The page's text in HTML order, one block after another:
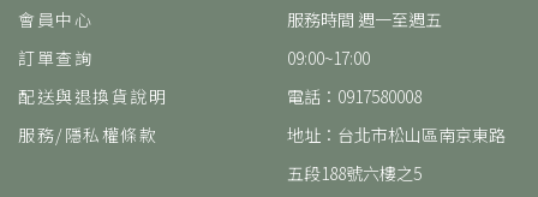
會員中心
訂單查詢
配送與退換貨說明
服務/隱私權條款
服務時間 週一至週五
09:00~17:00
電話：0917580008
地址：台北市松山區南京東路
五段188號六樓之5